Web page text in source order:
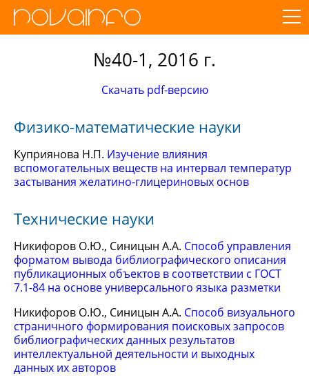
№40-1, 2016 г.
Скачать pdf-версию
Физико-математические науки
Куприянова Н.П. Изучение влияния
вспомогательных веществ на интервал температур
застывания желатино-глицериновых основ
Технические науки
Никифоров О.Ю., Синицын А.А. Способ управления
форматом вывода библиографического описания
публикационных объектов в соответствии с ГОСТ
7.1-84 на основе универсального языка разметки
Никифоров О.Ю., Синицын А.А. Способ визуального
страничного формирования поисковых запросов
библиографических данных результатов
интеллектуальной деятельности и выходных
данных их авторов